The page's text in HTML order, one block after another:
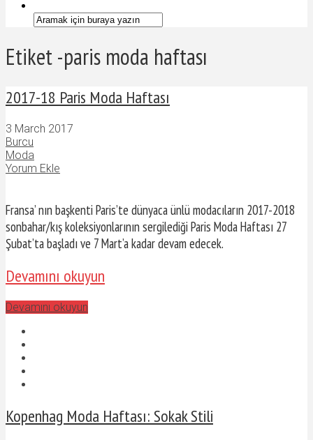
Etiket -paris moda haftası
2017-18 Paris Moda Haftası
3 March 2017
Burcu
Moda
Yorum Ekle
Fransa’ nın başkenti Paris’te dünyaca ünlü modacıların 2017-2018
sonbahar/kış koleksiyonlarının sergilediği Paris Moda Haftası 27
Şubat’ta başladı ve 7 Mart’a kadar devam edecek.
Devamını okuyun
Devamını okuyun
Kopenhag Moda Haftası: Sokak Stili